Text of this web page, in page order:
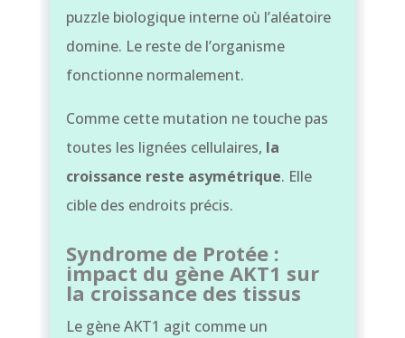
puzzle biologique interne où l’aléatoire
domine. Le reste de l’organisme
fonctionne normalement.
Comme cette mutation ne touche pas
toutes les lignées cellulaires, la
croissance reste asymétrique. Elle
cible des endroits précis.
Syndrome de Protée :
impact du gène AKT1 sur
la croissance des tissus
Le gène AKT1 agit comme un